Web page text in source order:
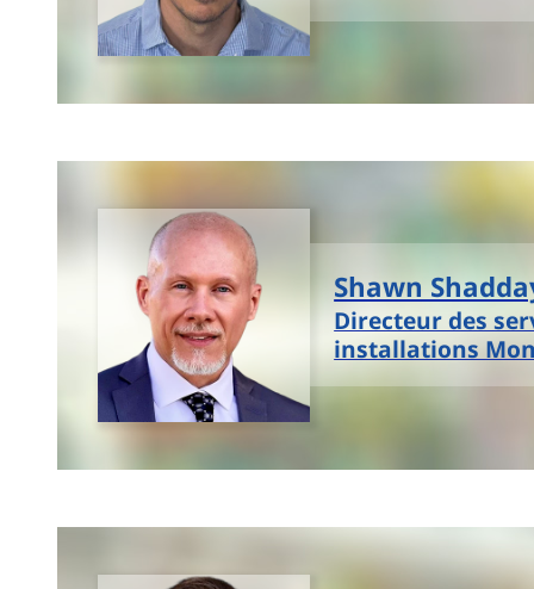
Shawn
Directeur des
installations